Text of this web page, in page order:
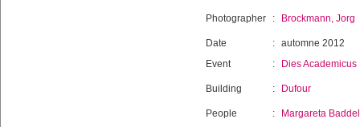
Photographer : Brockmann, Jorg
Date : automne 2012
Event
: Dies Academicus
Building : Dufour
People :
Margareta